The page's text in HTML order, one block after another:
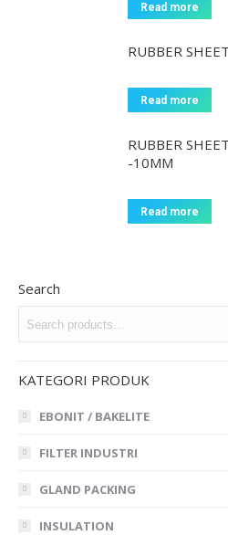
Read more
RUBBER
Read more
RUBBER
-10MM
Read more
Search
KATEGORI PRODUK
EBONIT / BAKELITE
FILTER INDUSTRI
GLAND PACKING
INSULATION